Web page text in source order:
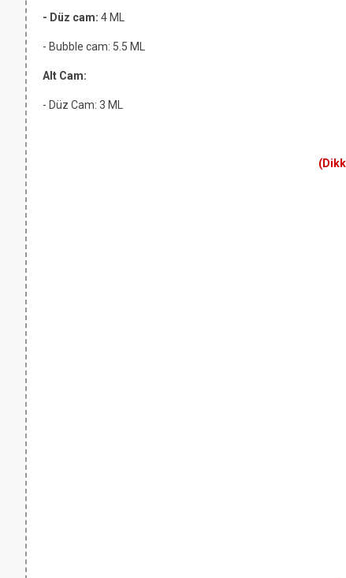
- Düz cam: 4 ML
- Bubble cam: 5.5 ML
Alt Cam:
- Düz Cam: 3 ML